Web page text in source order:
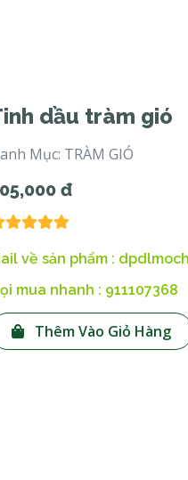
dầu tràm gió
Mục: TRÀM GIÓ
đ
về sản phẩm :
mua nhanh : 911107368
Thêm Vào Giỏ Hàng